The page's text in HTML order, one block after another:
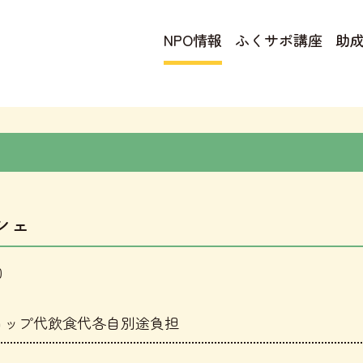
NPO情報 ふくサポ講座 助
ェ
プ代飲食代各自別途負担